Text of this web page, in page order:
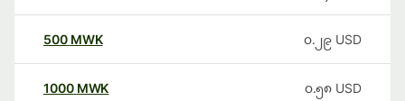
500 MWK ၀.၂၉ USD
1000 MWK ၀.၅၈ USD